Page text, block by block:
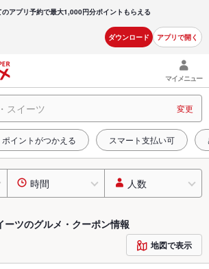
のアプリ予約で最大1,000円分ポイントもらえる
ダウンロード アプリで開く
マイメニュー
スイーツ 変更
ポイントがつかえる スマート支払い可
時間 人数
ーツのグルメ・クーポン情報
地図で表示